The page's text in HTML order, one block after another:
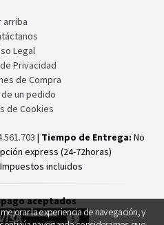
arriba
Legal
Privacidad
de Compra
un pedido
de Cookies
| Tiempo de Entrega: No
express (24-72horas)
incluidos
aceptados
la experiencia de navegación, y